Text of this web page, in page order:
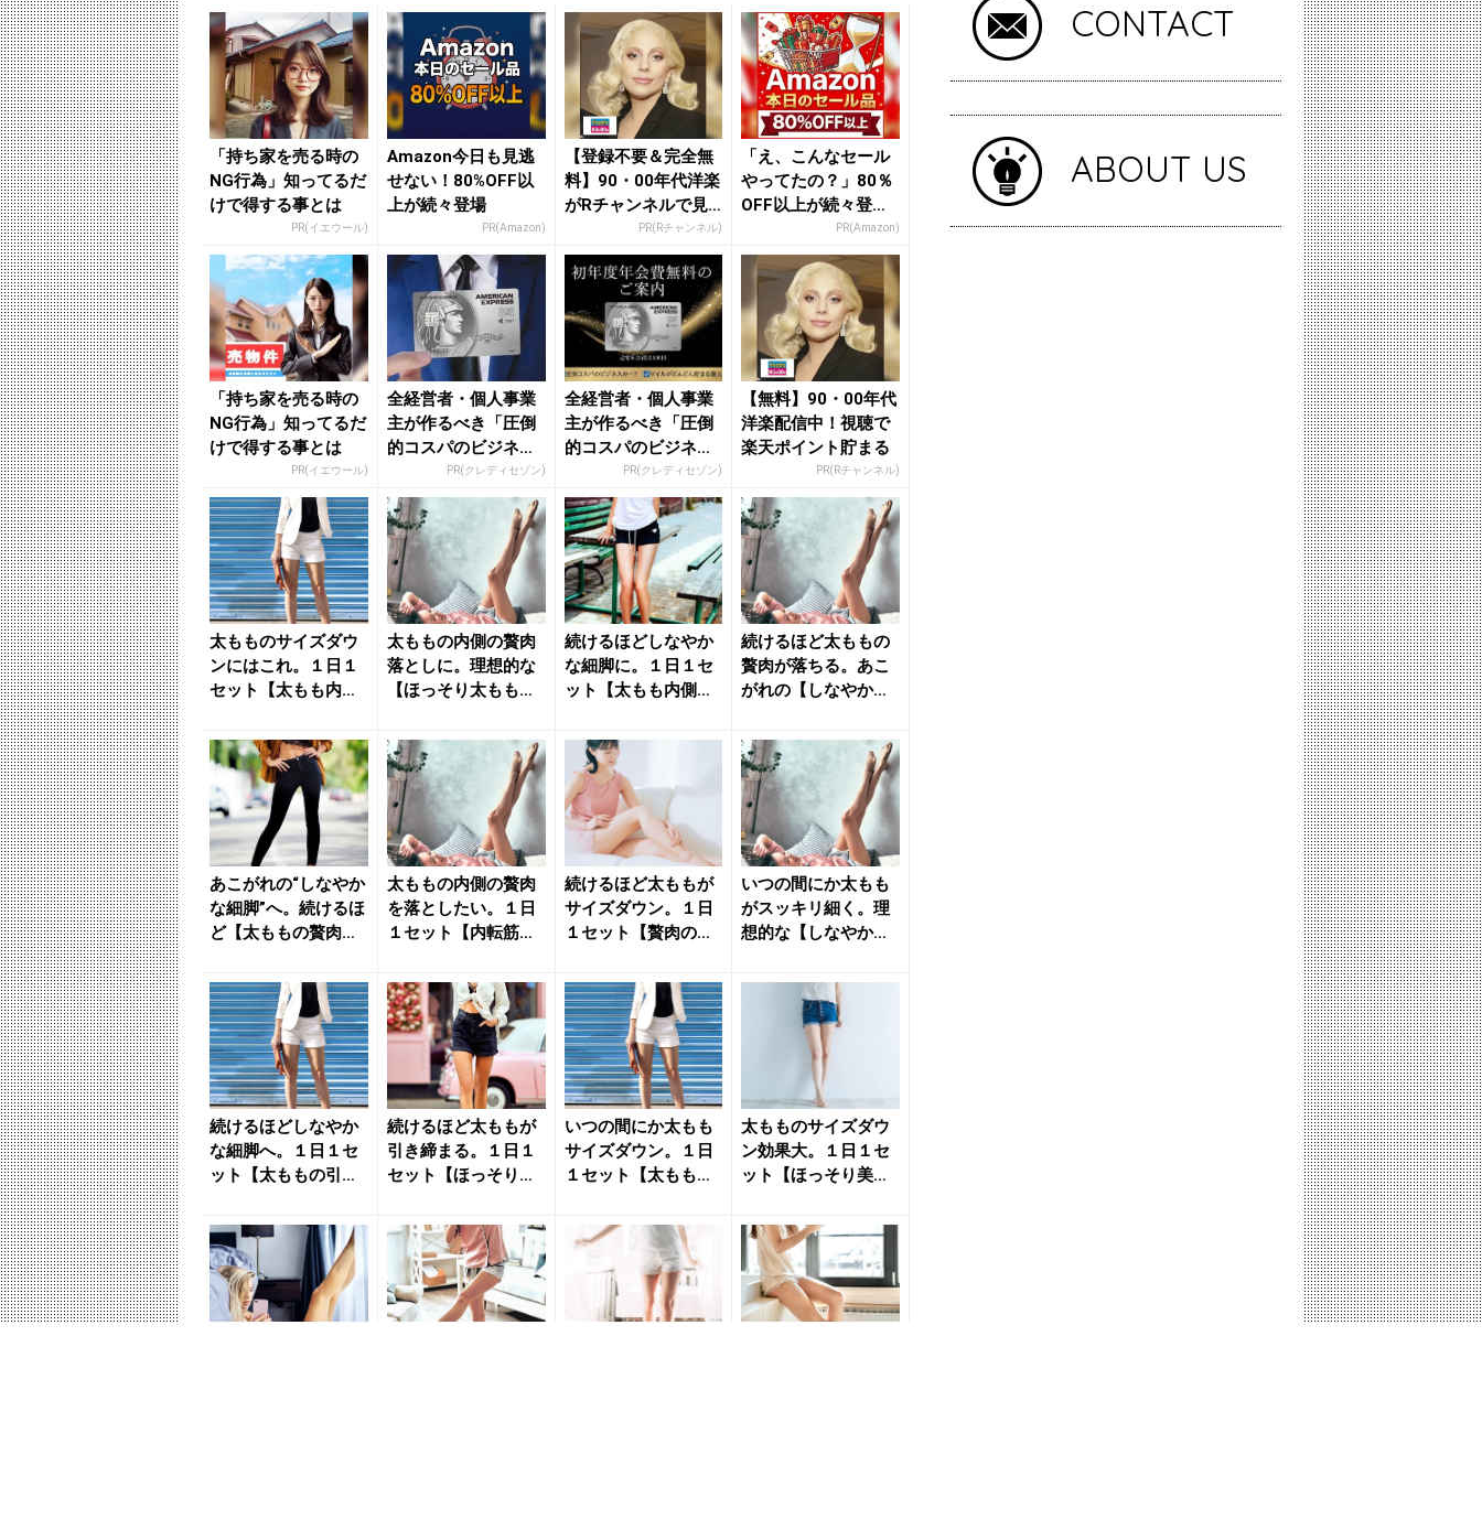
「持ち家を売る時の
NG行為」知ってるだ
けで得する事とは
PR(イエウール)
Amazon今日も見逃
せない！80%OFF以
上が続々登場
PR(Amazon)
【登録不要＆完全無
料】90・00年代洋楽
がRチャンネルで見
PR(Rチャンネル)
「え、こんなセール
やってたの？」80％
OFF以上が続々登
場！Amazonの本気
が...
PR(Amazon)
「持ち家を売る時の
NG行為」知ってるだ
けで得する事とは
PR(イエウール)
全経営者・個人事業
主が作るべき「圧倒
的コスパのビジネス
カード」PR(クレディセゾン)
全経営者・個人事業
主が作るべき「圧倒
的コスパのビジネス
カード」PR(クレディセゾン)
【無料】90・00年代
洋楽配信中！視聴で
楽天ポイント貯まる
PR(Rチャンネル)
太もものサイズダウ
ンにはこれ。１日１
セット【太もも内側
単習慣 ...
太ももの内側の贅肉
落としに。理想的な
【ほっそり太ももに
れい...
続けるほどしなやか
な細脚に。１日１セ
ット【太もも内側の
簡単習慣...
続けるほど太ももの
贅肉が落ちる。あこ
がれの【しなやかな
慣 - ...
あこがれの“しなやか
な細脚”へ。続けるほ
ど【太ももの贅肉が
慣 ...
太ももの内側の贅肉
を落としたい。１日
１セット【内転筋を
- き...
続けるほど太ももが
サイズダウン。１日
１セット【贅肉の付
く】簡単...
いつの間にか太もも
がスッキリ細く。理
想的な【しなやかな
慣 - ...
続けるほどしなやか
な細脚へ。１日１セ
ット【太ももの引き
慣 - ...
続けるほど太ももが
引き締まる。１日１
セット【ほっそり太
慣 - ...
いつの間にか太もも
サイズダウン。１日
１セット【太もも内
る】簡単習...
太もものサイズダウ
ン効果大。１日１セ
ット【ほっそり美脚
- き...
CONTACT
ABOUT US